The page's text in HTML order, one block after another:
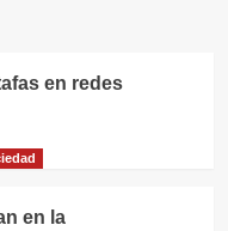
en redes
en la